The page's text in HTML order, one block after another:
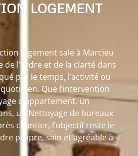
LOGEMENT
logement sale à Marcieu
l’ordre et de la clarté dans
par le temps, l’activité ou
Que l’intervention
d’appartement, un
un Nettoyage de bureaux
chantier, l’objectif reste le
propre, sain et agréable à